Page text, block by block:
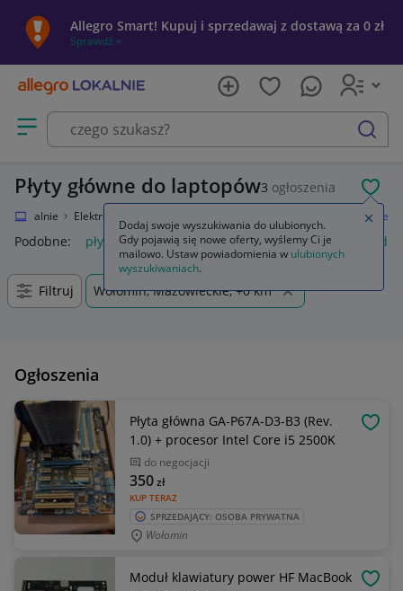
Allegro Smart! Kupuj i sprzedawaj z dostawą za 0 zł
Sprawdź »
Otwórz menu z kategoriami
szukaj
Płyty główne do laptopów3 ogłoszenia
Lokalnie Elektronika Płyty główne
Podobne: płyty główne dystans do płyty głównej śrubki do
Filtruj Wołomin, Mazowieckie, +0 km
Ogłoszenia
Płyta główna GA-P67A-D3-B3 (Rev.
1.0) + procesor Intel Core i5 2500K
do negocjacji
KUP TERAZ
350zł
SPRZEDAJĄCY: OSOBA PRYWATNA
Wołomin
Moduł klawiatury power HF MacBook
Dodaj swoje wyszukiwania do ulubionych.
Gdy pojawią się nowe oferty, wyślemy Ci je
mailowo. Ustaw powiadomienia w ulubionych
wyszukiwaniach.